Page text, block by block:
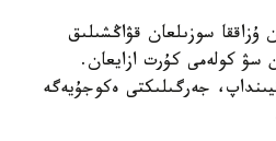
ۇزاققا سوزىلعان قۋاڭشىلىق
سۋ كولەمى كۇرت ازايعان.
جەرگىلىكتى ەكوجۇيەگە